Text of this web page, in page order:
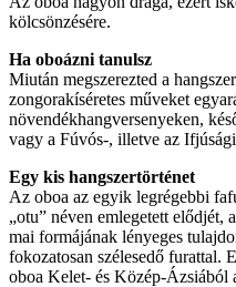
kölcsönzésére.
Ha oboázni tanulsz
Miután megszerezted a
zongorakíséretes műveket
növendékhangversenyeken,
vagy a Fúvós-, illetve az
Egy kis hangszertörténet
Az oboa az egyik legrégebbi
„otu” néven emlegetett elődjét,
mai formájának lényeges
fokozatosan szélesedő furattal.
oboa Kelet- és Közép-Ázsiából